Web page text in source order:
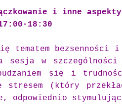
i inne aspekty
18:30
tematem bezsenności
w szczególności
się i
(który
stymulując